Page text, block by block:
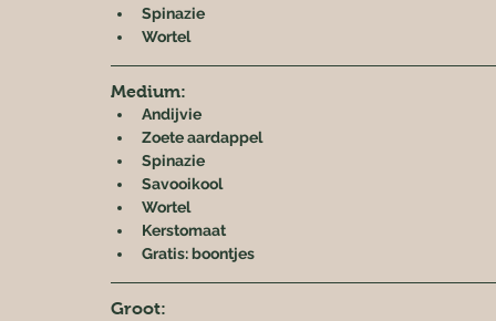
Spinazie
Wortel
Medium:
Andijvie
Zoete aardappel
Spinazie
Savooikool
Wortel
Kerstomaat
Gratis: boontjes
Groot: